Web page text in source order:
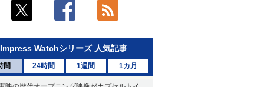
Impress Watchシリーズ 人気記事
間 24時間 1週間 1カ月